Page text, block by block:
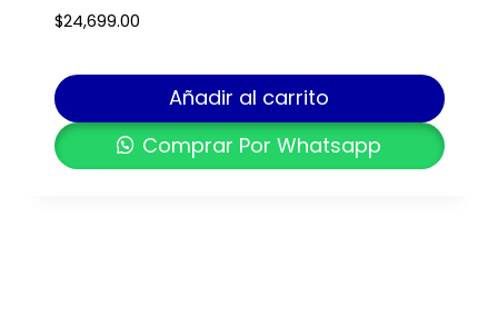
$24,699.00
Añadir al carrito
Comprar Por Whatsapp